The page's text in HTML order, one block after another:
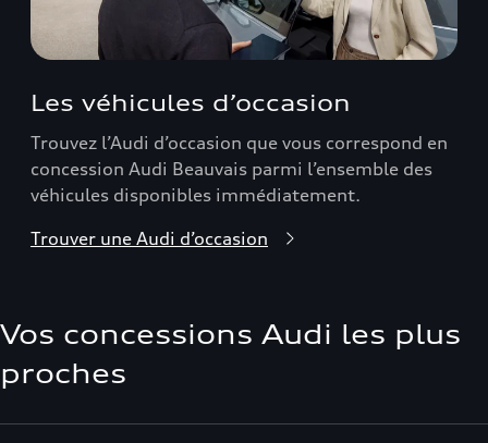
Les véhicules d’occasion
Trouvez l’Audi d’occasion que vous correspond en
concession Audi Beauvais parmi l’ensemble des
véhicules disponibles immédiatement.
Trouver une Audi d’occasion
Vos concessions Audi les plus
proches